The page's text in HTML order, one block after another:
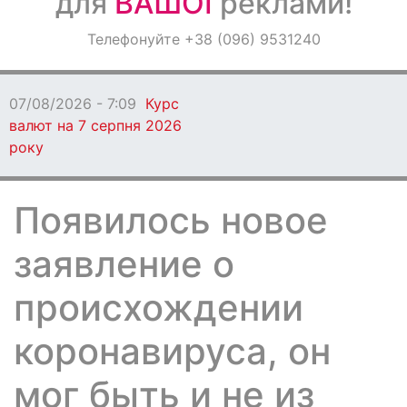
ОголошенняТелефонуйте +38 (096) 9531240
07/08/2026 - 7:09 Курс
валют на 7 серпня 2026
року
Появилось новое
заявление о
происхождении
коронавируса, он
мог быть и не из